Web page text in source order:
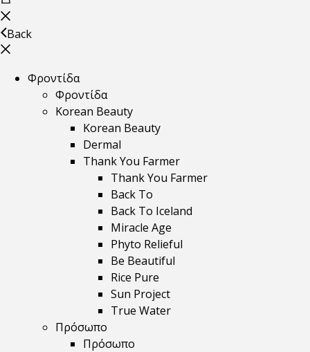
Back
Φροντίδα
Φροντίδα
Korean Beauty
Korean Beauty
Dermal
Thank You Farmer
Thank You Farmer
Back To
Back To Iceland
Miracle Age
Phyto Relieful
Be Beautiful
Rice Pure
Sun Project
True Water
Πρόσωπο
Πρόσωπο